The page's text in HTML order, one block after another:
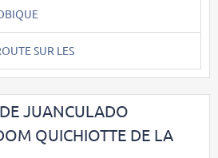
SUR LES
JUANCULADO
QUICHIOTTE DE LA